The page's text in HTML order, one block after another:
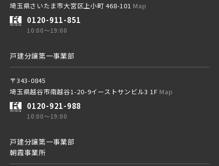
埼玉県さいたま市大宮区上小町 468-101 Map
0120-911-851
10:00～19:00
戸建分譲第一事業部
〒343-0845
埼玉県越谷市南越谷1-20-9イーストサンビル3 1F Map
0120-921-988
10:00～19:00
戸建分譲第一事業部
朝霞事業所